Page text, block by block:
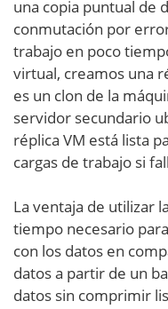
una copia puntual de
conmutación por
trabajo en poco
virtual, creamos una
es un clon de la
servidor secundario
réplica VM está lista
cargas de trabajo si
La ventaja de utilizar
tiempo necesario
con los datos en
datos a partir de un
datos sin comprimir